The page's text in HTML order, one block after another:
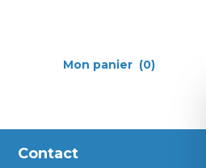
Mon panier (0)
Contact